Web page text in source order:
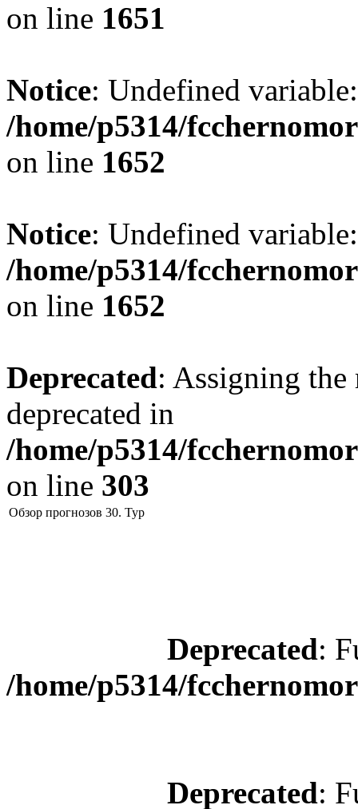
on line 1651
Notice: Undefined
/home/p5314/
on line 1652
Notice: Undefined
/home/p5314/
on line 1652
Deprecated: Assigning the
deprecated in
/home/p5314/
on line 303
Обзор прогнозов 30. Тур
Deprecated:
/home/p5314/
Deprecated: